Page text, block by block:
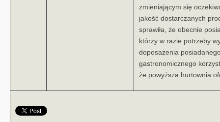
zmieniającym się
jakość dostarczanych
sprawiła, że obecnie
którzy w razie potrzeby
doposażenia
gastronomicznego
że powyższa hurtownia